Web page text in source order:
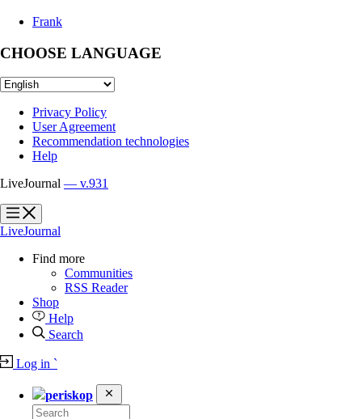
Frank
CHOOSE LANGUAGE
Privacy Policy
User Agreement
Recommendation technologies
Help
LiveJournal — v.931
?
?
LiveJournal
Find more
Communities
RSS Reader
Shop
Help
Search
Log in `
periskop